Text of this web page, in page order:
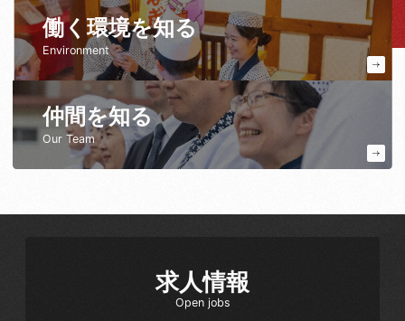
働く環境を知る
Environment
仲間を知る
Our Team
求人情報
Open jobs